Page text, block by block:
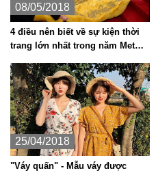
08/05/2018
4 điều nên biết về sự kiện thời
trang lớn nhất trong năm Met
25/04/2018
"Váy quấn" - Mẫu váy được